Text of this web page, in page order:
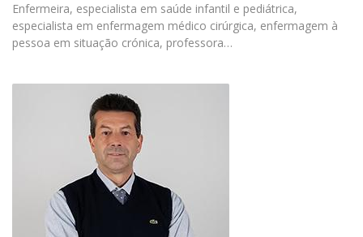
Enfermeira, especialista em saúde infantil e pediátrica,
especialista em enfermagem médico cirúrgica, enfermagem à
pessoa em situação crónica, professora…